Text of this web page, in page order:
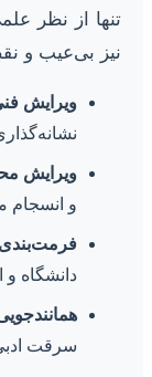
تنها از نظر
نیز بی‌عیب و
ویرایش
ویرایش
و انسجام
دانشگاه و
سرقت